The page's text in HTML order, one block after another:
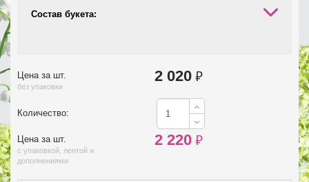
Состав букета:
Цена за шт.
без упаковки
2 020 ₽
Количество:
Цена за шт.
с упаковкой, лентой и
дополнениями
2 220 ₽